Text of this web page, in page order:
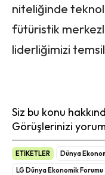
niteliğinde
fütüristik
liderliğimizi
Siz bu konu
Görüşlerinizi
ETİKETLER Dünya
LG Dünya Ekonomik Forumu